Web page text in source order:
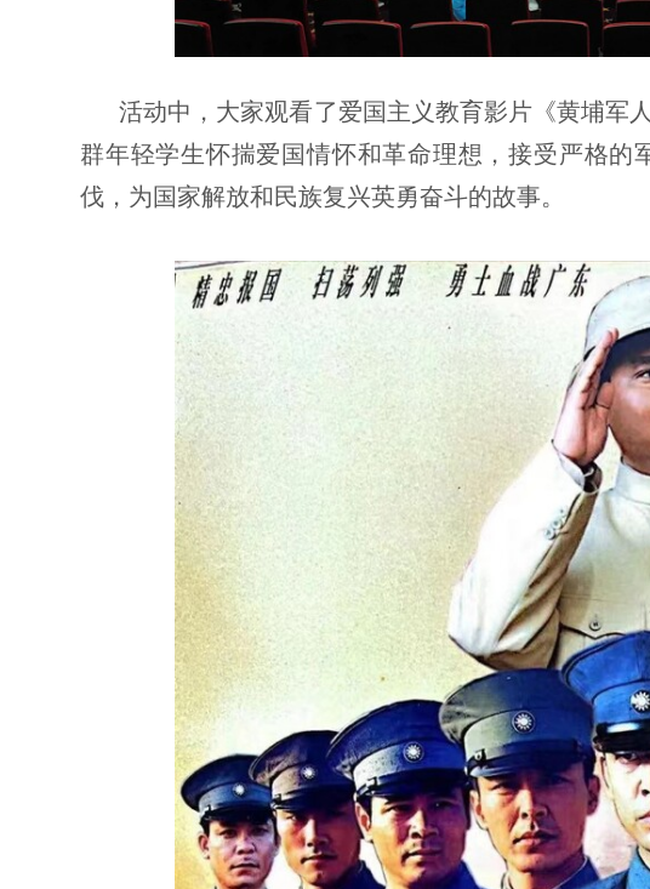
活动中，大家观看了爱国主义教育影片《黄埔军
群年轻学生怀揣爱国情怀和革命理想，接受严格
伐，为国家解放和民族复兴英勇奋斗的故事。